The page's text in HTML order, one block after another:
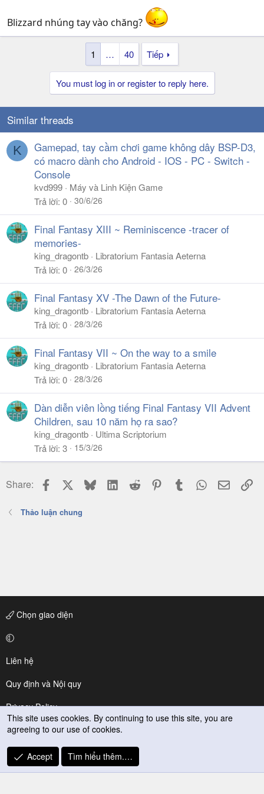
Blizzard nhúng tay vào chăng?
1 … 40 Tiếp
You must log in or register to reply here.
Similar threads
K
Gamepad, tay cầm chơi game không dây BSP-D3,
có macro dành cho Android - IOS - PC - Switch -
Console
kvd999
Máy và Linh Kiện Game
Trả lời 0 30/6/26
Final Fantasy XIII ~ Reminiscence -tracer of
memories-
king_dragontb
Libratorium Fantasia Aeterna
Trả lời 0 26/3/26
Final Fantasy XV -The Dawn of the Future-
king_dragontb
Libratorium Fantasia Aeterna
Trả lời 0 28/3/26
Final Fantasy VII ~ On the way to a smile
king_dragontb
Libratorium Fantasia Aeterna
Trả lời 0 28/3/26
Dàn diễn viên lồng tiếng Final Fantasy VII Advent
Children, sau 10 năm họ ra sao?
king_dragontb
Ultima Scriptorium
Trả lời 3 15/3/26
Share: Facebook BlueskyLinkedIn
Reddit PinterestTumblr WhatsApp
Email
Thảo luận chung
Chọn giao diện
Liên hệ
Quy định và Nội quy
Privacy Policy
Trợ giúp
R
S
This site uses cookies. By continuing to use this site, you are
agreeing to our use of cookies.
Accept Tìm hiểu thêm.…